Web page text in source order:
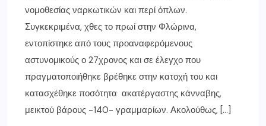
νομοθεσίας ναρκωτικών και περί όπλων.
Συγκεκριμένα, χθες το πρωί στην Φλώρινα,
εντοπίστηκε από τους προαναφερόμενους
αστυνομικούς ο 27χρονος και σε έλεγχο που
πραγματοποιήθηκε βρέθηκε στην κατοχή του και
κατασχέθηκε ποσότητα ακατέργαστης κάνναβης,
μεικτού βάρους -140- γραμμαρίων. Ακολούθως, […]